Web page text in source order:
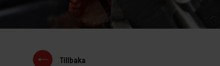
Tillbaka